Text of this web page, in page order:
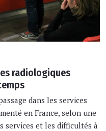
radiologiques
dans les services
en France, selon une
services et les difficultés à